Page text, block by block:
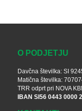
O PODJETJU
Davčna številka: SI
Matična številka:
TRR odprt pri NOVA
IBAN SI56 0443 0000